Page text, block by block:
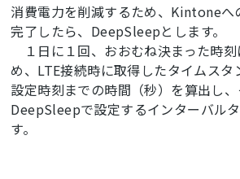
消費電力を削減するため、Kintoneへ
完了したら、DeepSleepとします。
１日に１回、おおむね決まった時
め、LTE接続時に取得したタイムスタ
設定時刻までの時間（秒）を算出し
DeepSleepで設定するインターバル
す。